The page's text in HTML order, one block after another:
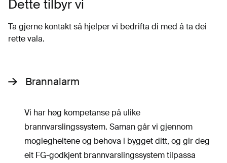
Dette tilbyr vi
Ta gjerne kontakt så hjelper vi bedrifta di med å ta dei
rette vala.
Brannalarm
Vi har høg kompetanse på ulike
brannvarslingssystem. Saman går vi gjennom
moglegheitene og behova i bygget ditt, og gir deg
eit FG-godkjent brannvarslingssystem tilpassa